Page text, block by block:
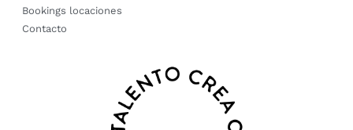
Bookings locaciones
Contacto